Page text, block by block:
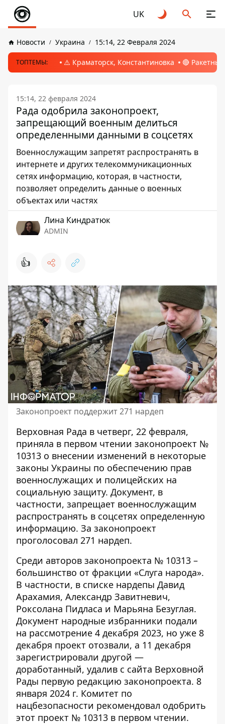
UK
Новости Украина 15:14, 22 Февраля 2024
ТОПТЕМЫ: ⚠️ Краматорск, Константиновка 🔴
15:14, 22 февраля 2024
Рада одобрила законопроект,
запрещающий военным делиться
определенными данными в соцсетях
Военнослужащим запретят распространять в
интернете и других телекоммуникационных
сетях информацию, которая, в частности,
позволяет определить данные о военных
объектах или частях
Лина Киндратюк
ADMIN
👍
Законопроект поддержит 271 нардеп
Верховная Рада в четверг, 22 февраля,
приняла в первом чтении законопроект №
10313 о внесении изменений в некоторые
законы Украины по обеспечению прав
военнослужащих и полицейских на
социальную защиту. Документ, в
частности, запрещает военнослужащим
распространять в соцсетях определенную
информацию. За законопроект
проголосовал 271 нардеп.
Среди авторов законопроекта № 10313 –
большинство от фракции «Слуга народа».
В частности, в списке нардепы Давид
Арахамия, Александр Завитневич,
Роксолана Пидласа и Марьяна Безуглая.
Документ народные избранники подали
на рассмотрение 4 декабря 2023, но уже 8
декабря проект отозвали, а 11 декабря
зарегистрировали другой —
доработанный, удалив с сайта Верховной
Рады первую редакцию законопроекта. 8
января 2024 г. Комитет по
нацбезопасности рекомендовал одобрить
этот проект № 10313 в первом чтении.